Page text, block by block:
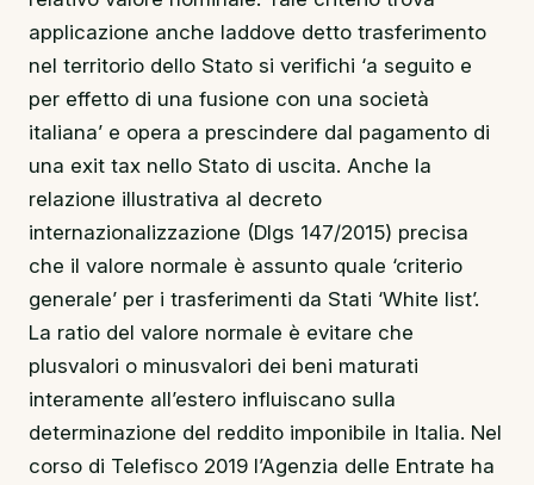
applicazione anche laddove detto trasferimento
nel territorio dello Stato si verifichi ‘a seguito e
per effetto di una fusione con una società
italiana’ e opera a prescindere dal pagamento di
una exit tax nello Stato di uscita. Anche la
relazione illustrativa al decreto
internazionalizzazione (Dlgs 147/2015) precisa
che il valore normale è assunto quale ‘criterio
generale’ per i trasferimenti da Stati ‘White list’.
La ratio del valore normale è evitare che
plusvalori o minusvalori dei beni maturati
interamente all’estero influiscano sulla
determinazione del reddito imponibile in Italia. Nel
corso di Telefisco 2019 l’Agenzia delle Entrate ha